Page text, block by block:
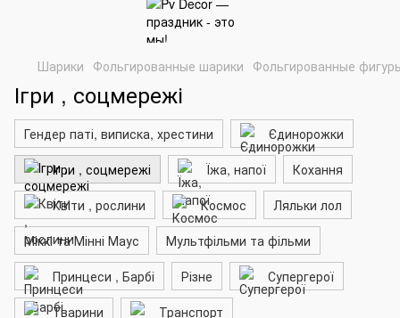
Шарики Фольгированные шарики Фольгированные
Ігри , соцмережі
Гендер паті, виписка, хрестини
Єдинорожки
Ігри , соцмережі
Їжа, напої
Кохання
Квіти , рослини
Космос
Ляльки лол
Міккі та Мінні Маус
Мультфільми та фільми
Принцеси , Барбі
Різне
Супергерої
Тварини
Транспорт